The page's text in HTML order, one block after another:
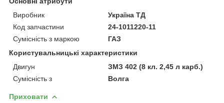
Виробник
Україна ТД
Код запчастини
24-1011220-11
Сумісність з маркою
ГАЗ
Користувальницькі характеристики
Двигун
ЗМЗ 402 (8 кл. 2,45 л карб.)
Сумісність з
Волга
Приховати